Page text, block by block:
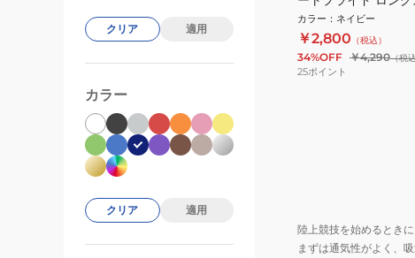
ツ 2811A591.400
カラー ： ネイビー
￥2,800 （税込）
34%OFF ￥4,290（税
25ポイント
陸上競技を始めるとき
まずは通気性がよく、
クリア 適用
カラー
クリア 適用